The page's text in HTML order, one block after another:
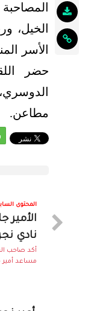
الخيل،
الأسر
حضر
مطاعن.
المحتوى
الأمير
نادي
أكد صاحب
مساعد أمير